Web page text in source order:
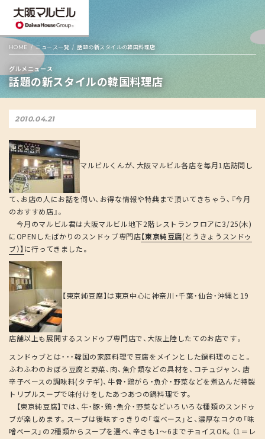
HOME ニュース一覧 話題の新スタイルの韓国料理店
グルメニュース
話題の新スタイルの韓国料理店
2010.04.21
マルビルくんが、大阪マルビル各店を毎月1店訪問し
て、お店の人にお話を伺い、お得な情報や特典まで頂いてきちゃう、『今月
のおすすめ店』。
今月のマルビル君は大阪マルビル地下2階レストランフロアに3/25(木)
にOPENしたばかりのスンドゥブ専門店【東京純豆腐(とうきょうスンドゥ
ブ）】 に行ってきました。
【東京純豆腐】は東京中心に神奈川・千葉・仙台・沖縄と19
店舗以上も展開するスンドゥブ専門店で、大阪上陸したてのお店です。
スンドゥブとは・・・韓国の家庭料理で豆腐をメインとした鍋料理のこと。
ふわふわのおぼろ豆腐と野菜、肉、魚介類などの具材を、コチュジャン、唐
辛子ベースの調味料(タテギ)、牛骨・鶏がら・魚介・野菜などを煮込んだ特製
トリプルスープで味付けをしたあつあつの鍋料理です。
【東京純豆腐】では、牛・豚・鶏・魚介・野菜などいろいろな種類のスンドゥ
ブが楽しめます。スープは後味すっきりの「塩ベース」と、濃厚なコクの「味
噌ベース」の2種類からスープを選べ、辛さも1～6までチョイスOK。（1＝レ